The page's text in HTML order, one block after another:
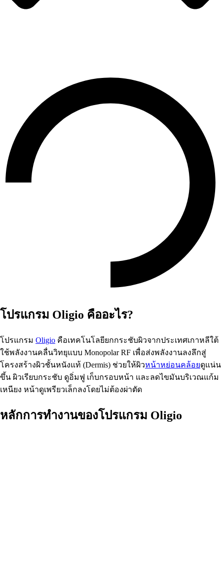
โปรแกรม Oligio คืออะไร?
โปรแกรม Oligio คือเทคโนโลยียกกระชับผิวจากประเทศเกาหลีใต้
ใช้พลังงานคลื่นวิทยุแบบ Monopolar RF เพื่อส่งพลังงานลงลึกสู่
โครงสร้างผิวชั้นหนังแท้ (Dermis) ช่วยให้ผิวหน้าหย่อนคล้อยดูแน่น
ขึ้น ผิวเรียบกระชับ ดูอิ่มฟู เก็บกรอบหน้า และลดไขมันบริเวณแก้ม
เหนียง หน้าดูเพรียวเล็กลงโดยไม่ต้องผ่าตัด
หลักการทำงานของโปรแกรม Oligio